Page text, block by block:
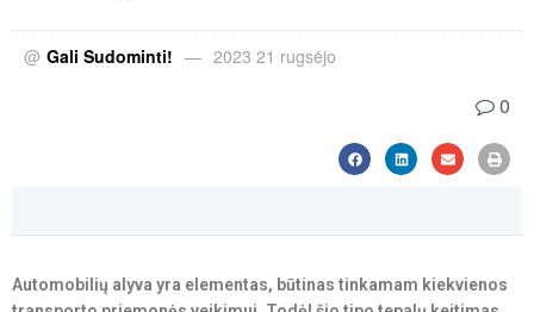
@ Gali Sudominti! 2023 21 rugsėjo
0
Automobilių alyva yra elementas, būtinas tinkamam kiekvienos